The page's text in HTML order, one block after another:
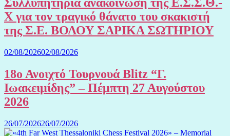
Συλλυπητήρια ανακοίνωση της Ε.Σ.Σ.Θ.-
Χ για τον τραγικό θάνατο του σκακιστή
της Σ.Ε. ΒΟΛΟΥ ΣΑΡΙΚΑ ΣΩΤΗΡΙΟΥ
02/08/202602/08/2026
18ο Ανοιχτό Τουρνουά Blitz “Γ.
Ιωακειμίδης” – Πέμπτη 27 Αυγούστου
2026
26/07/202626/07/2026